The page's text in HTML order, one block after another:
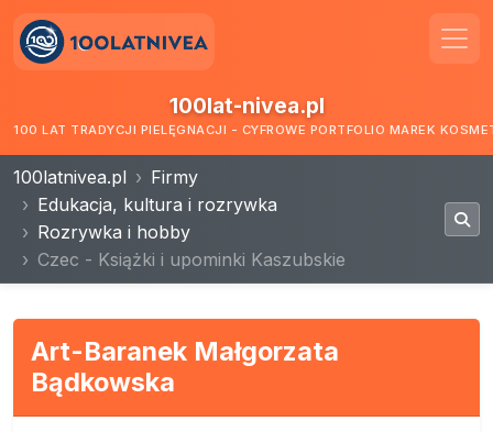
100lat-nivea.pl
100 LAT TRADYCJI PIELĘGNACJI - CYFROWE PORTFOLIO MAREK
100latnivea.pl
Firmy
Edukacja, kultura i rozrywka
Rozrywka i hobby
Czec - Książki i upominki Kaszubskie
Art-Baranek Małgorzata
Bądkowska